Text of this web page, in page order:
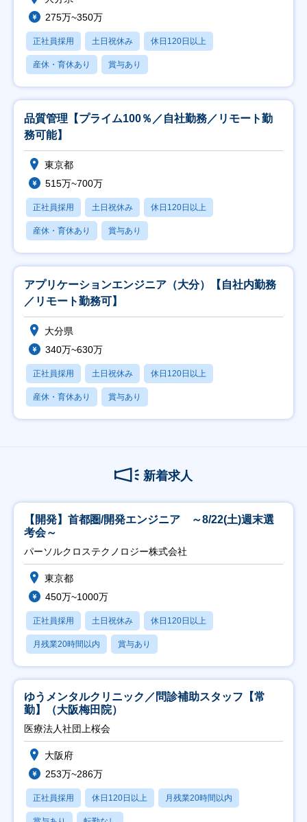
275万~350万
正社員採用 土日祝休み 休日120日以上
産休・育休あり 賞与あり
品質管理【プライム100％／自社勤務／リモート勤
務可能】
東京都
515万~700万
正社員採用 土日祝休み 休日120日以上
産休・育休あり 賞与あり
アプリケーションエンジニア（大分）【自社内勤務
／リモート勤務可】
大分県
340万~630万
正社員採用 土日祝休み 休日120日以上
産休・育休あり 賞与あり
新着求人
【開発】首都圏/開発エンジニア ～8/22(土)週末選
考会～
パーソルクロステクノロジー株式会社
東京都
450万~1000万
正社員採用 土日祝休み 休日120日以上
月残業20時間以内 賞与あり
ゆうメンタルクリニック／問診補助スタッフ【常
勤】（大阪梅田院）
医療法人社団上桜会
大阪府
253万~286万
正社員採用 休日120日以上 月残業20時間以内